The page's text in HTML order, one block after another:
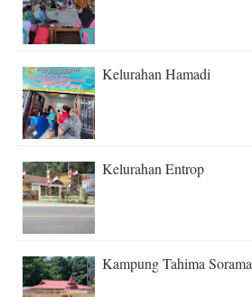
Kelurahan Hamadi
Kelurahan Entrop
Kampung Tahima Sorama